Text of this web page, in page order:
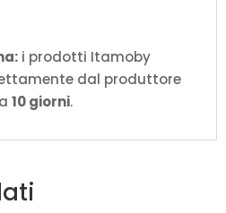
i prodotti Itamoby
dal produttore
10 giorni.